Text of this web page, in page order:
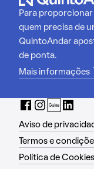
Para
quem precisa de
QuintoAndar
de ponta.
Mais informações
Aviso de
Termos e
Política de Cookies